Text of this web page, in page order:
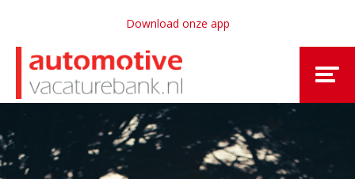
Download onze app